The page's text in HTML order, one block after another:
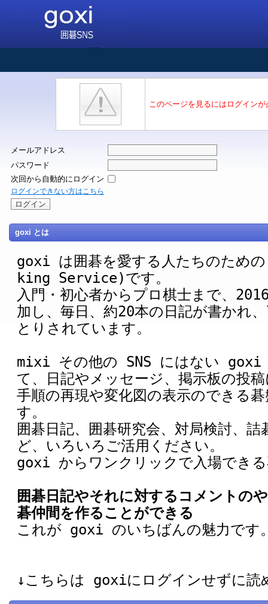
このページを見るにはログインが
メールアドレス
パスワード
次回から自動的にログイン
ログインできない方はこちら
goxi とは
goxi は囲碁を愛する人たちのた
king Service)です。
入門・初心者からプロ棋士まで、
加し、毎日、約20本の日記が書かれ
とりされています。
mixi その他の SNS にはない goxi
て、日記やメッセージ、掲示板の投
手順の再現や変化図の表示のできる
す。
囲碁日記、囲碁研究会、対局検討、
ど、いろいろご活用ください。
goxi からワンクリックで入場でき
囲碁日記やそれに対するコメントの
碁仲間を作ることができる
これが goxi のいちばんの魅力です
↓こちらは goxiにログインせずに読